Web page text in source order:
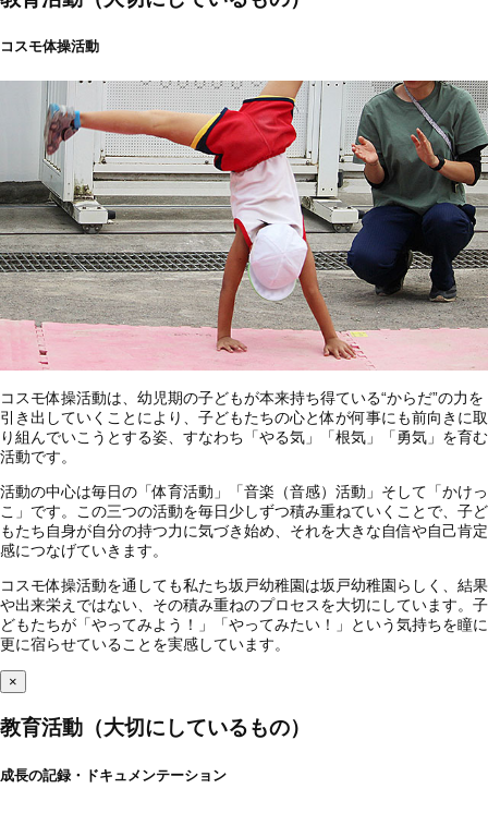
コスモ体操活動
コスモ体操活動は、幼児期の子どもが本来持ち得ている“からだ”の力を
引き出していくことにより、子どもたちの心と体が何事にも前向きに取
り組んでいこうとする姿、すなわち「やる気」「根気」「勇気」を育む
活動です。
活動の中心は毎日の「体育活動」「音楽（音感）活動」そして「かけっ
こ」です。この三つの活動を毎日少しずつ積み重ねていくことで、子ど
もたち自身が自分の持つ力に気づき始め、それを大きな自信や自己肯定
感につなげていきます。
コスモ体操活動を通しても私たち坂戸幼稚園は坂戸幼稚園らしく、結果
や出来栄えではない、その積み重ねのプロセスを大切にしています。子
どもたちが「やってみよう！」「やってみたい！」という気持ちを瞳に
更に宿らせていることを実感しています。
×
教育活動（大切にしているもの）
成長の記録・ドキュメンテーション